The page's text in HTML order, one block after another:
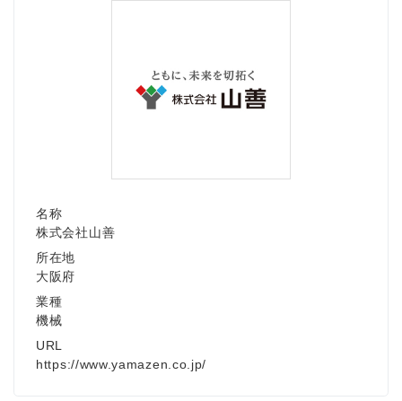
名称
株式会社山善
所在地
大阪府
業種
機械
URL
https://www.yamazen.co.jp/